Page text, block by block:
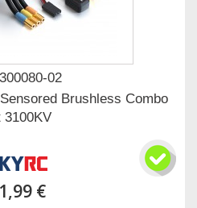
02
Brushless Combo
3100KV
€